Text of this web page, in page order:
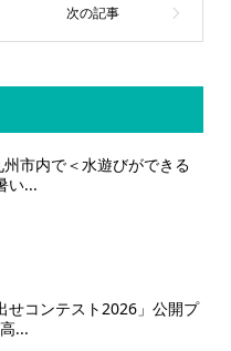
州市内で＜水遊びができる
い...
せコンテスト2026」公開プ
...